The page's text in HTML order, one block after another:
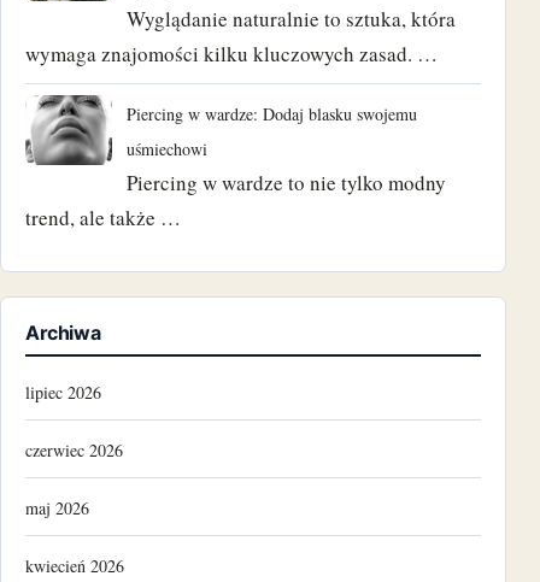
Wyglądanie naturalnie to sztuka, która
wymaga znajomości kilku kluczowych zasad. …
Piercing w wardze: Dodaj blasku swojemu
uśmiechowi
Piercing w wardze to nie tylko modny
trend, ale także …
Archiwa
lipiec 2026
czerwiec 2026
maj 2026
kwiecień 2026